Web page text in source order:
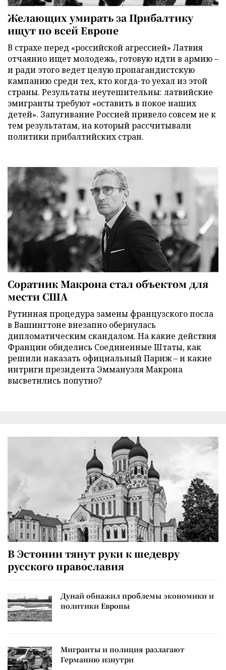
Желающих умирать за Прибалтику
ищут по всей Европе
В страхе перед «российской агрессией» Латвия
отчаянно ищет молодежь, готовую идти в армию –
и ради этого ведет целую пропагандистскую
кампанию среди тех, кто когда-то уехал из этой
страны. Результаты неутешительны: латвийские
эмигранты требуют «оставить в покое наших
детей». Запугивание Россией привело совсем не к
тем результатам, на который рассчитывали
политики прибалтийских стран.
Соратник Макрона стал объектом для
мести США
Рутинная процедура замены французского посла
в Вашингтоне внезапно обернулась
дипломатическим скандалом. На какие действия
Франции обиделись Соединенные Штаты, как
решили наказать официальный Париж – и какие
интриги президента Эммануэля Макрона
высветились попутно?
В Эстонии тянут руки к шедевру
русского православия
Дунай обнажил проблемы экономики и
политики Европы
Мигранты и полиция разлагают
Германию изнутри